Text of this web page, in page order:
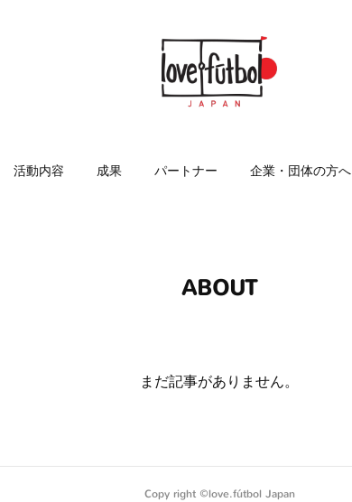
活動内容 成果 パートナー 企業・団体の方へ
ABOUT
まだ記事がありません。
Copy right ©️love.fútbol Japan